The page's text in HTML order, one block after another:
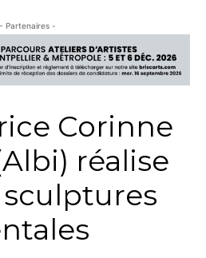
- Partenaires -
Corinne
réalise